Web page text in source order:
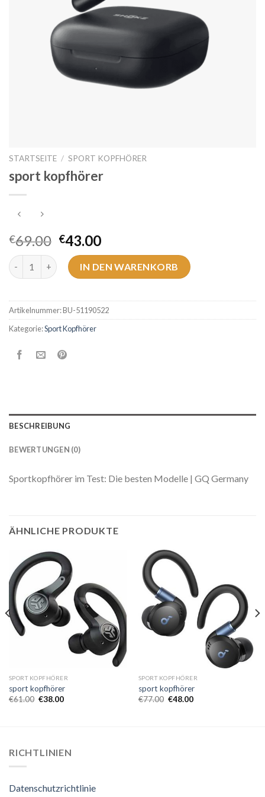
STARTSEITE / SPORT KOPFHÖRER
sport kopfhörer
€69.00 €43.00
sport kopfhörer MengeIN DEN WARENKORB
Artikelnummer:BU-51190522
Kategorie:Sport Kopfhörer
BESCHREIBUNG
BEWERTUNGEN (0)
Sportkopfhörer im Test: Die besten Modelle | GQ Germany
ÄHNLICHE PRODUKTE
SPORT KOPFHÖRER
sport kopfhörer
€61.00 €38.00
SPORT KOPFHÖRER
sport kopfhörer
€77.00 €48.00
RICHTLINIEN
Datenschutzrichtlinie